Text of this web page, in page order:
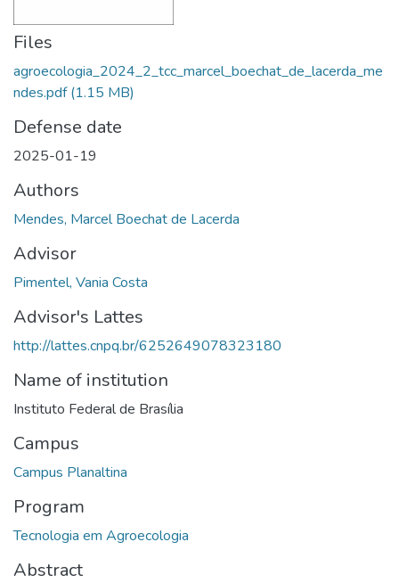
Files
agroecologia_2024_2_tcc_marcel_boechat_de_lacerda_me
ndes.pdf(1.15 MB)
Defense date
2025-01-19
Authors
Mendes, Marcel Boechat de Lacerda
Advisor
Pimentel, Vania Costa
Advisor's Lattes
http://lattes.cnpq.br/6252649078323180
Name of institution
Instituto Federal de Brasília
Campus
Campus Planaltina
Program
Tecnologia em Agroecologia
Abstract